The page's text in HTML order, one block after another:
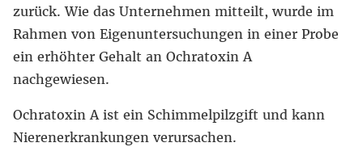
zurück. Wie das Unternehmen mitteilt, wurde im
Rahmen von Eigenuntersuchungen in einer Probe
ein erhöhter Gehalt an Ochratoxin A
nachgewiesen.
Ochratoxin A ist ein Schimmelpilzgift und kann
Nierenerkrankungen verursachen.